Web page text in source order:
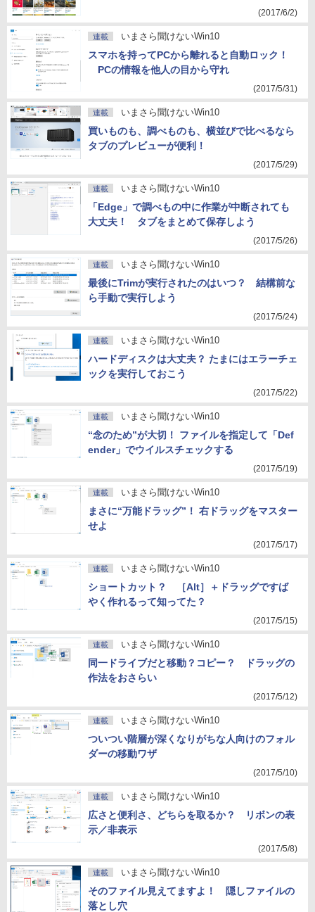
(2017/6/2)
連載 いまさら聞けないWin10
スマホを持ってPCから離れると自動ロック！
PCの情報を他人の目から守れ
(2017/5/31)
連載 いまさら聞けないWin10
買いものも、調べものも、横並びで比べるなら
タブのプレビューが便利！
(2017/5/29)
連載 いまさら聞けないWin10
「Edge」で調べもの中に作業が中断されても
大丈夫！ タブをまとめて保存しよう
(2017/5/26)
連載 いまさら聞けないWin10
最後にTrimが実行されたのはいつ？ 結構前な
ら手動で実行しよう
(2017/5/24)
連載 いまさら聞けないWin10
ハードディスクは大丈夫？ たまにはエラーチェ
ックを実行しておこう
(2017/5/22)
連載 いまさら聞けないWin10
“念のため”が大切！ ファイルを指定して「Def
ender」でウイルスチェックする
(2017/5/19)
連載 いまさら聞けないWin10
まさに“万能ドラッグ”！ 右ドラッグをマスター
せよ
(2017/5/17)
連載 いまさら聞けないWin10
ショートカット？ ［Alt］＋ドラッグですば
やく作れるって知ってた？
(2017/5/15)
連載 いまさら聞けないWin10
同一ドライブだと移動？コピー？ ドラッグの
作法をおさらい
(2017/5/12)
連載 いまさら聞けないWin10
ついつい階層が深くなりがちな人向けのフォル
ダーの移動ワザ
(2017/5/10)
連載 いまさら聞けないWin10
広さと便利さ、どちらを取るか？ リボンの表
示／非表示
(2017/5/8)
連載 いまさら聞けないWin10
そのファイル見えてますよ！ 隠しファイルの
落とし穴